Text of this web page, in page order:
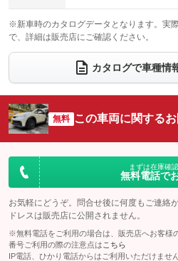
：装備なし
ウォークスルー
：装備なし
電動リアゲート
：装備なし
サイドカメラ
：装備なし
：装備なし
※新車時のカタログデータとなります。実
で、詳細は販売店にご確認ください。
カタログで車種情
無料 この車両に関する
まずは在庫確
無料電話で
お気軽にどうぞ。問合せ後に何度もご連絡
ドレスは販売店に公開されません。
※無料電話をご利用の場合は、販売店へお客様
番号ご利用の際の注意点は こちら
IP電話、ひかり電話からはご利用いただけません